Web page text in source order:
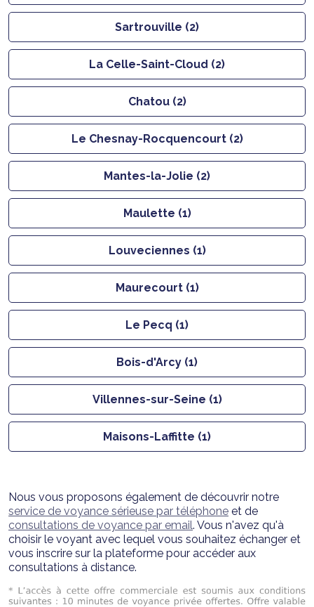
Sartrouville (2)
La Celle-Saint-Cloud (2)
Chatou (2)
Le Chesnay-Rocquencourt (2)
Mantes-la-Jolie (2)
Maulette (1)
Louveciennes (1)
Maurecourt (1)
Le Pecq (1)
Bois-d'Arcy (1)
Villennes-sur-Seine (1)
Maisons-Laffitte (1)
Nous vous proposons également de découvrir notre
service de voyance sérieuse par téléphone et de
consultations de voyance par email. Vous n'avez qu'à
choisir le voyant avec lequel vous souhaitez échanger et
vous inscrire sur la plateforme pour accéder aux
consultations à distance.